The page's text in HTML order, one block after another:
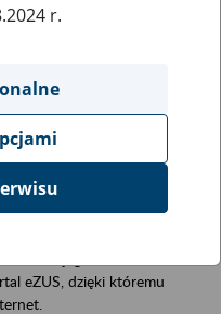
eZUS
eZUS, dzięki któremu
r.